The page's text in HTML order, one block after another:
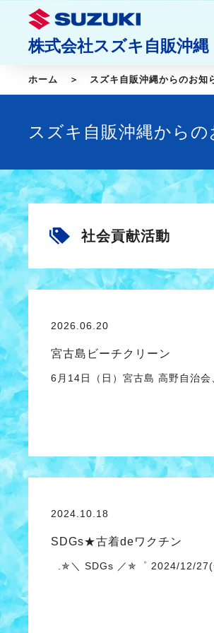
株式会社スズキ自販沖縄
ホーム スズキ自販沖縄からのお知
スズキ自販沖縄からの
社会貢献活動
2026.06.20
宮古島ビーチクリーン
6月14日（日）宮古島 高野自治
2024.10.18
SDGs★古着deワクチン
.✯＼ SDGs ／✯゜ 2024/12/